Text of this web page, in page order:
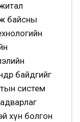
байсны
байдгийг
систем
хүн болгон